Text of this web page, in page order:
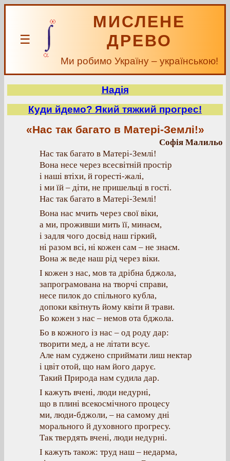
☰
МИСЛЕНЕ
ДРЕВО
Ми робимо Україну – українською!
Надія
Куди йдемо? Який тяжкий прогрес!
«Нас так багато в Матері-Землі!»
Софія Малильо
Нас так багато в Матері-Землі!
Вона несе через всесвітній простір
і наші втіхи, й горесті-жалі,
і ми їй – діти, не пришельці в гості.
Нас так багато в Матері-Землі!
Вона нас мчить через свої віки,
а ми, проживши мить її, минаєм,
і задля чого досвід наш гіркий,
ні разом всі, ні кожен сам – не знаєм.
Вона ж веде наш рід через віки.
І кожен з нас, мов та дрібна бджола,
запрограмована на творчі справи,
несе пилок до спільного кубла,
допоки квітнуть йому квіти й трави.
Бо кожен з нас – немов ота бджола.
Бо в кожного із нас – од роду дар:
творити мед, а не літати всує.
Але нам суджено сприймати лиш нектар
і цвіт отой, що нам його дарує.
Такий Природа нам судила дар.
І кажуть вчені, люди недурні,
що в плині всекосмічного процесу
ми, люди-бджоли, – на самому дні
морального й духовного прогресу.
Так твердять вчені, люди недурні.
І кажуть також: труд наш – недарма,